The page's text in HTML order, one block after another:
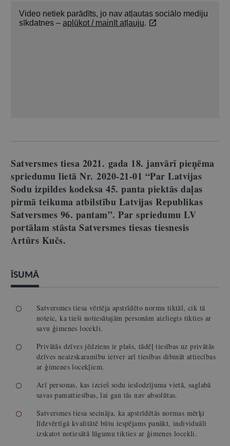
Satversmes tiesa 2021. gada 18. janvārī pieņēma
spriedumu lietā Nr. 2020-21-01 “Par Latvijas
Sodu izpildes kodeksa 45. panta piektās daļas
pirmā teikuma atbilstību Latvijas Republikas
Satversmes 96. pantam”. Par spriedumu LV
portālam stāsta Satversmes tiesas tiesnesis
Artūrs Kučs.
ĪSUMĀ
Satversmes tiesa vērtēja apstrīdēto normu tiktāl, cik tā
noteic, ka tieši notiesātajām personām aizliegts tikties ar
savu ģimenes locekli.
Privātās dzīves jēdziens ir plašs, tādēļ tiesības uz privātās
dzīves neaizskaramību ietver arī tiesības dibināt attiecības
ar ģimenes locekļiem.
Arī personas, kas izcieš sodu ieslodzījuma vietā, saglabā
savas pamattiesības, lai gan tās nav absolūtas.
Satversmes tiesa secināja, ka apstrīdētās normas mērķi
līdzvērtīgā kvalitātē būtu iespējams panākt, individuāli
izskatot notiesātā lūgumu tikties ar ģimenes locekli.